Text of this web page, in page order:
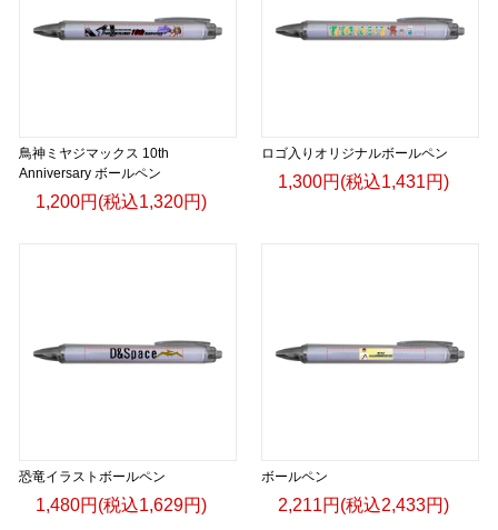
鳥神ミヤジマックス 10th
Anniversary ボールペン
1,200円(税込1,320円)
ロゴ入りオリジナルボールペン
1,300円(税込1,431円)
恐竜イラストボールペン
1,480円(税込1,629円)
ボールペン
2,211円(税込2,433円)